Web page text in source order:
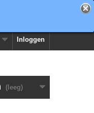
Inloggen
(leeg)